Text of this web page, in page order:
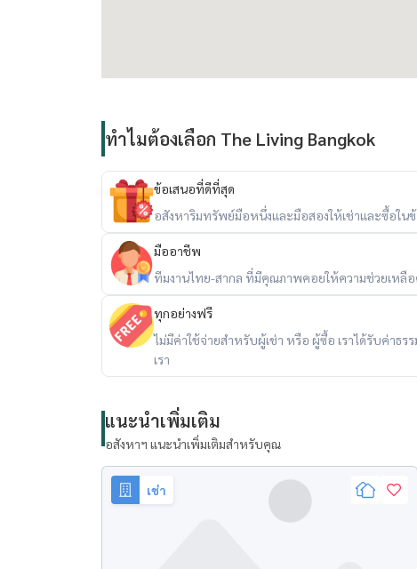
ทำไมต้องเลือก The Living Bangkok
ข้อเสนอที่ดีที่สุด
อสังหาริมทรัพย์มือหนึ่งและมือสองให้เช่าและซื้อใน
มืออาชีพ
ทีมงานไทย-สากล ที่มีคุณภาพคอยให้ความช่วยเหลือ
ทุกอย่างฟรี
ไม่มีค่าใช้จ่ายสำหรับผู้เช่า หรือ ผู้ซื้อ เราได้รับค่าธ
เรา
แนะนำเพิ่มเติม
อสังหาฯ แนะนำเพิ่มเติมสำหรับคุณ
เช่า